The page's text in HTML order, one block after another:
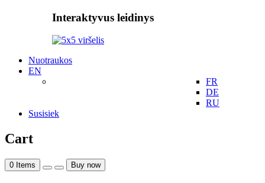
Interaktyvus leidinys
Nuotraukos
EN
FR
DE
RU
Susisiek
Cart
0 Items Buy now